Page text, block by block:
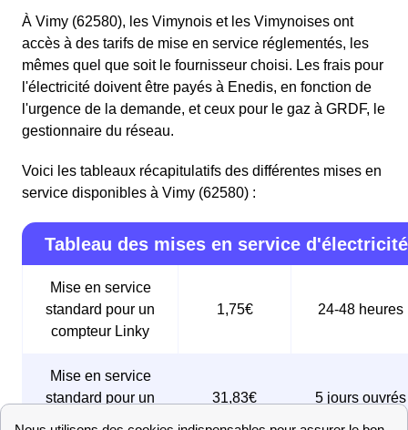
À Vimy (62580), les Vimynois et les Vimynoises ont
accès à des tarifs de mise en service réglementés, les
mêmes quel que soit le fournisseur choisi. Les frais pour
l'électricité doivent être payés à Enedis, en fonction de
l'urgence de la demande, et ceux pour le gaz à GRDF, le
gestionnaire du réseau.
Voici les tableaux récapitulatifs des différentes mises en
service disponibles à Vimy (62580) :
Tableau des mises en service d'électricité
Mise en service
standard pour un
compteur Linky
1,75€ 24-48 heures
Mise en service
standard pour un
31,83€ 5 jours ouvrés